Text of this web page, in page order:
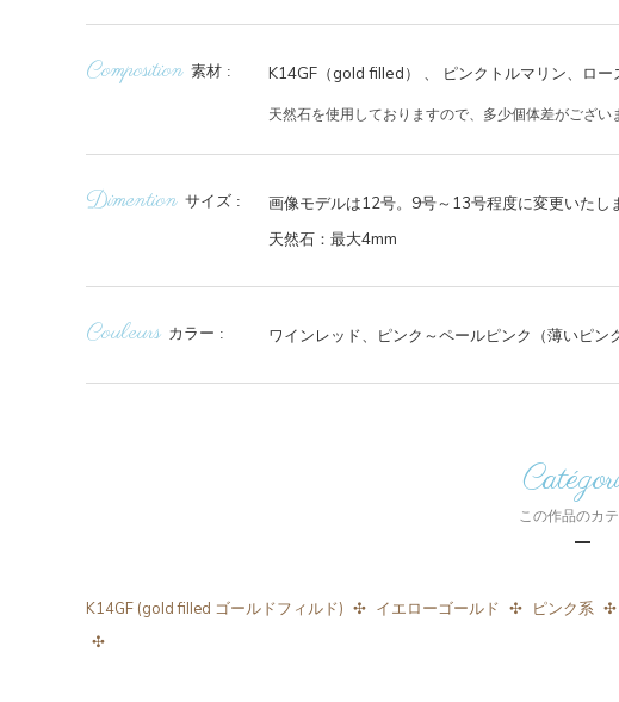
Composition 素材 K14GF（gold filled） 、 ピンクトルマリン、ロ
天然石を使用しておりますので、多少個体差がござい
Dimention サイズ
画像モデルは12号。9号～13号程度に変更いたし
天然石：最大4mm
Couleurs カラー ワインレッド、ピンク～ペールピンク（薄いピン
この作品のカ
K14GF (gold filled ゴールドフィルド) イエローゴールド ピンク系